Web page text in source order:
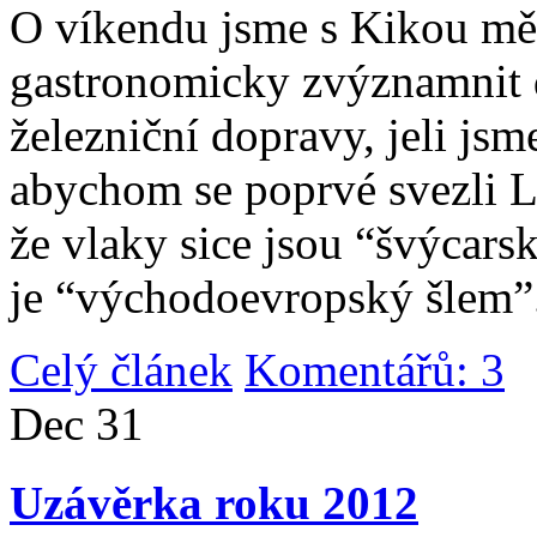
O víkendu jsme s Kikou
gastronomicky
železniční dopravy, jeli
abychom se poprvé svezli
že vlaky sice jsou
je “východoevropský
Celý článek Komentářů: 3
Dec 31
Uzávěrka roku 2012